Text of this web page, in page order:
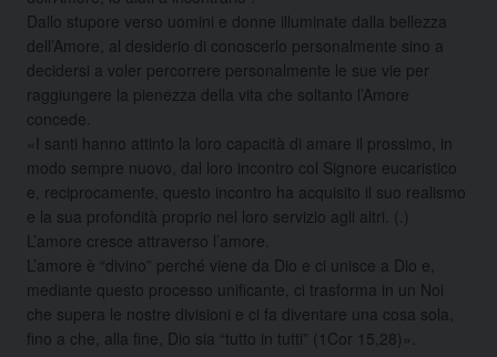
Dallo stupore verso uomini e donne illuminate dalla bellezza
dell’Amore, al desiderio di conoscerlo personalmente sino a
decidersi a voler percorrere personalmente le sue vie per
raggiungere la pienezza della vita che soltanto l’Amore
concede.
«I santi hanno attinto la loro capacità di amare il prossimo, in
modo sempre nuovo, dal loro incontro col Signore eucaristico
e, reciprocamente, questo incontro ha acquisito il suo realismo
e la sua profondità proprio nel loro servizio agli altri. (.)
L’amore cresce attraverso l’amore.
L’amore è “divino” perché viene da Dio e ci unisce a Dio e,
mediante questo processo unificante, ci trasforma in un Noi
che supera le nostre divisioni e ci fa diventare una cosa sola,
fino a che, alla fine, Dio sia “tutto in tutti” (1Cor 15,28)».